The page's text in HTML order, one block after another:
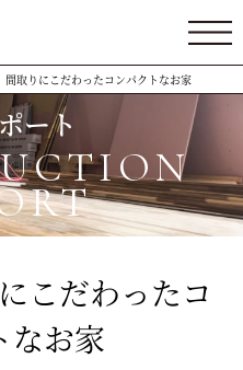
取りにこだわったコンパクトなお家
ート
こだわったコ
なお家